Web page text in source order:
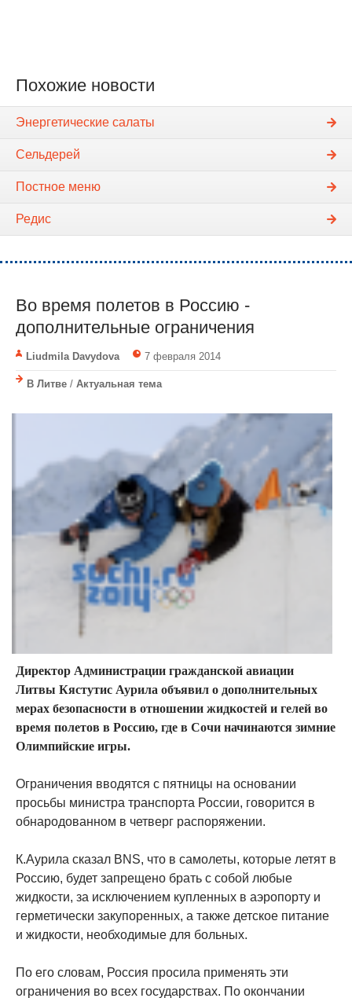
Похожие новости
Энергетические салаты
Сельдерей
Постное меню
Редис
Во время полетов в Россию -
дополнительные ограничения
Liudmila Davydova 7 февраля 2014
В Литве / Актуальная тема
Директор Администрации гражданской авиации
Литвы Кястутис Аурила объявил о дополнительных
мерах безопасности в отношении жидкостей и гелей во
время полетов в Россию, где в Сочи начинаются зимние
Олимпийские игры.
Ограничения вводятся с пятницы на основании
просьбы министра транспорта России, говорится в
обнародованном в четверг распоряжении.
К.Аурила сказал BNS, что в самолеты, которые летят в
Россию, будет запрещено брать с собой любые
жидкости, за исключением купленных в аэропорту и
герметически закупоренных, а также детское питание
и жидкости, необходимые для больных.
По его словам, Россия просила применять эти
ограничения во всех государствах. По окончании